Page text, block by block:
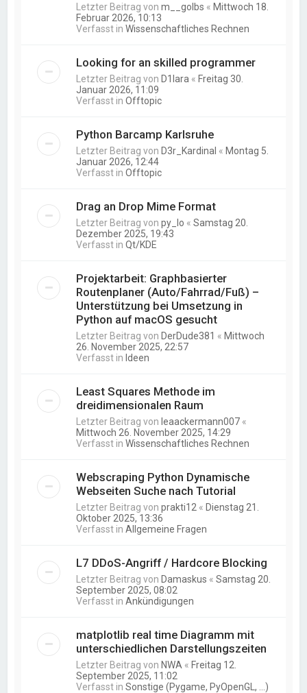
Letzter Beitrag vonm__golbs « Mittwoch 18.
Februar 2026, 10:13
Verfasst inWissenschaftliches Rechnen
Looking for an skilled programmer
Letzter Beitrag von D1lara « Freitag 30.
Januar 2026, 11:09
Verfasst inOfftopic
Python Barcamp Karlsruhe
Letzter Beitrag von D3r_Kardinal « Montag 5.
Januar 2026, 12:44
Verfasst inOfftopic
Drag an Drop Mime Format
Letzter Beitrag vonpy_lo «Samstag 20.
Dezember 2025, 19:43
Verfasst inQt/KDE
Projektarbeit: Graphbasierter
Routenplaner (Auto/Fahrrad/Fuß) –
Unterstützung bei Umsetzung in
Python auf macOS gesucht
Letzter Beitrag von DerDude381 « Mittwoch
26. November 2025, 22:57
Verfasst in Ideen
Least Squares Methode im
dreidimensionalen Raum
Letzter Beitrag von leaackermann007 «
Mittwoch 26. November 2025, 14:29
Verfasst inWissenschaftliches Rechnen
Webscraping Python Dynamische
Webseiten Suche nach Tutorial
Letzter Beitrag vonprakti12 « Dienstag 21.
Oktober 2025, 13:36
Verfasst inAllgemeine Fragen
L7 DDoS-Angriff / Hardcore Blocking
Letzter Beitrag von Damaskus «Samstag 20.
September 2025, 08:02
Verfasst inAnkündigungen
matplotlib real time Diagramm mit
unterschiedlichen Darstellungszeiten
Letzter Beitrag von NWA « Freitag 12.
September 2025, 11:02
Verfasst inSonstige (Pygame, PyOpenGL, ...)